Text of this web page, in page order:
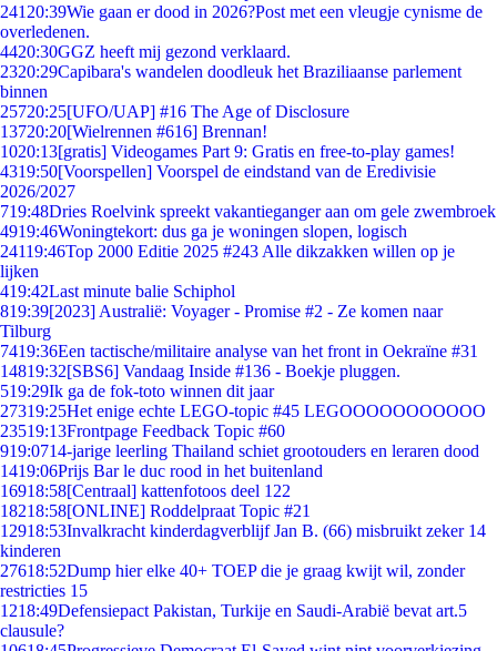
241 20:39Wie gaan er dood in 2026?Post met een vleugje cynisme de
overledenen.
4420:30GGZ heeft mij gezond verklaard.
2320:29Capibara's wandelen doodleuk het Braziliaanse parlement
binnen
25720:25[UFO/UAP] #16 The Age of Disclosure
13720:20[Wielrennen #616] Brennan!
1020:13[gratis] Videogames Part 9: Gratis en free-to-play games!
4319:50[Voorspellen] Voorspel de eindstand van de Eredivisie
2026/2027
719:48Dries Roelvink spreekt vakantieganger aan om gele zwembroek
4919:46Woningtekort: dus ga je woningen slopen, logisch
24119:46Top 2000 Editie 2025 #243 Alle dikzakken willen op je
lijken
419:42Last minute balie Schiphol
819:39[2023] Australië: Voyager - Promise #2 - Ze komen naar
Tilburg
7419:36Een tactische/militaire analyse van het front in Oekraïne #31
14819:32[SBS6] Vandaag Inside #136 - Boekje pluggen.
519:29Ik ga de fok-toto winnen dit jaar
27319:25Het enige echte LEGO-topic #45 LEGOOOOOOOOOOO
23519:13Frontpage Feedback Topic #60
919:0714-jarige leerling Thailand schiet grootouders en leraren dood
1419:06Prijs Bar le duc rood in het buitenland
16918:58[Centraal] kattenfotoos deel 122
18218:58[ONLINE] Roddelpraat Topic #21
12918:53Invalkracht kinderdagverblijf Jan B. (66) misbruikt zeker 14
kinderen
27618:52Dump hier elke 40+ TOEP die je graag kwijt wil, zonder
restricties 15
1218:49Defensiepact Pakistan, Turkije en Saudi-Arabië bevat art.5
clausule?